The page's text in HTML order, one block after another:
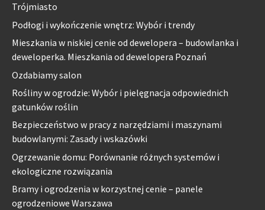
Trójmiasto
Podłogi i wykończenie wnętrz: Wybór i trendy
Mieszkania w niskiej cenie od dewelopera – budowlanka i
deweloperka. Mieszkania od dewelopera Poznań
Ozdabiamy salon
Rośliny w ogrodzie: Wybór i pielęgnacja odpowiednich
gatunków roślin
Bezpieczeństwo w pracy z narzędziami i maszynami
budowlanymi: Zasady i wskazówki
Ogrzewanie domu: Porównanie różnych systemów i
ekologiczne rozwiązania
Bramy i ogrodzenia w korzystnej cenie – panele
ogrodzeniowe Warszawa